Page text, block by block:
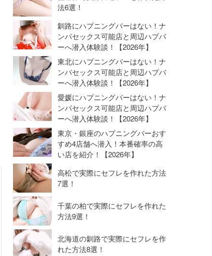
法6選！
釧路にハプニングバーはない！ナ
ンパセックス可能店と周辺ハプバ
ーへ潜入体験談！【2026年】
東北にハプニングバーはない！ナ
ンパセックス可能店と周辺ハプバ
ーへ潜入体験談！【2026年】
愛媛にハプニングバーはない！ナ
ンパセックス可能店と周辺ハプバ
ーへ潜入体験談！【2026年】
東京・銀座のハプニングバーおす
すめ4店舗へ潜入！本番確率の高
い店を紹介！【2026年】
高松で実際にセフレを作れた方法
7選！
千葉の柏で実際にセフレを作れた
方法9選！
北海道の釧路で実際にセフレを作
れた方法8選！